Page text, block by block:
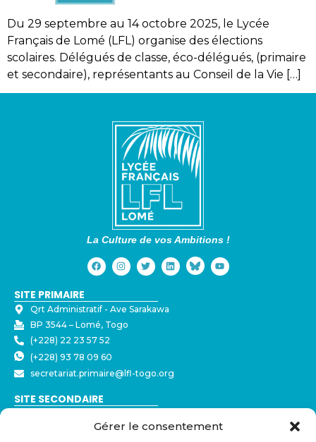
Gérer le consentement
Du 29 septembre au 14 octobre 2025, le Lycée
Français de Lomé (LFL) organise des élections
scolaires. Délégués de classe, éco-délégués, (primaire
et secondaire), représentants au Conseil de la Vie […]
La Culture de vos Ambitions !
SITE PRIMAIRE
Qrt Administratif - ⁠Ave Sarakawa
BP 3544 – Lomé, Togo
(+228) 22 23 57 52
(+228) 93 78 09 60
secretariat.primaire@lfl-togo.org
SITE SECONDAIRE
BP 3544 – Lomé, Togo